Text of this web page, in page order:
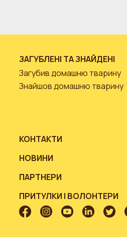
ЗАГУБЛЕНІ ТА ЗНАЙДЕНІ
Загубив домашню тварину
Знайшов домашню тварину
КОНТАКТИ
НОВИНИ
ПАРТНЕРИ
ПРИТУЛКИ І ВОЛОНТЕРИ